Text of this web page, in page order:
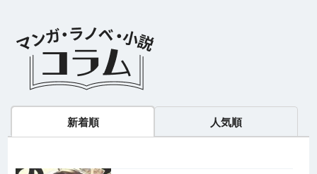
新着順 人気順